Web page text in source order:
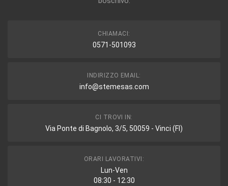
CHIAMACI:
0571-501093
INDIRIZZO EMAIL:
info@stemesas.com
CI TROVI IN:
Via Ponte di Bagnolo, 3/5, 50059 - Vinci (FI)
ORARI LAVORATIVI:
Lun-Ven
08:30 - 12:30